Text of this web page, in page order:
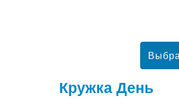
Кружка День